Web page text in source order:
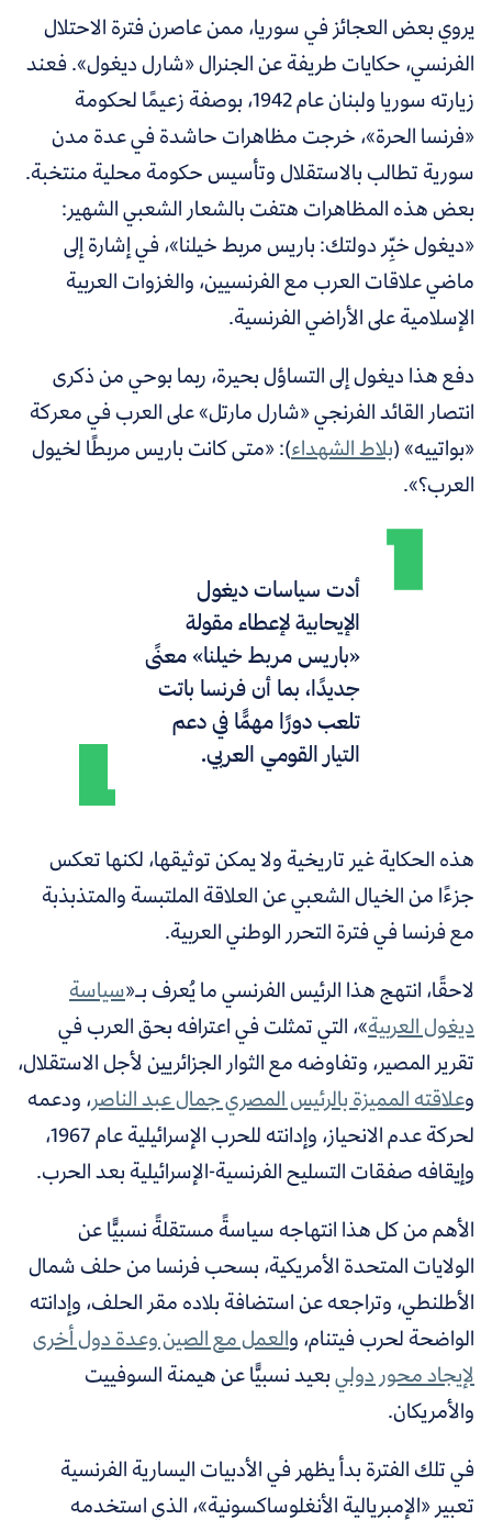
يروي بعض العجائز في سوريا، ممن عاصرن فترة الاحتلال
الفرنسي، حكايات طريفة عن الجنرال «شارل ديغول». فعند
زيارته سوريا ولبنان عام 1942، بوصفة زعيمًا لحكومة
«فرنسا الحرة»، خرجت مظاهرات حاشدة في عدة مدن
سورية تطالب بالاستقلال وتأسيس حكومة محلية منتخبة.
بعض هذه المظاهرات هتفت بالشعار الشعبي الشهير:
«ديغول خبِّر دولتك: باريس مربط خيلنا»،في إشارة إلى
ماضي علاقات العرب مع الفرنسيين، والغزوات العربية
الإسلامية على الأراضي الفرنسية.
دفع هذا ديغول إلى التساؤل بحيرة، ربما بوحي من ذكرى
انتصار القائد الفرنجي «شارل مارتل» على العرب في معركة
«بواتييه» (بلاط الشهداء): «متى كانت باريس مربطًا لخيول
العرب؟».
أدت سياسات ديغول
الإيحابية لإعطاء مقولة
«باريس مربط خيلنا» معنًى
جديدًا، بما أن فرنسا باتت
تلعب دورًا مهمًّا في دعم
التيار القومي العربي.
هذه الحكاية غير تاريخية ولا يمكن توثيقها، لكنها تعكس
جزءًا من الخيال الشعبي عن العلاقة الملتبسة والمتذبذبة
مع فرنسا في فترة التحرر الوطني العربية.
لاحقًا، انتهج هذا الرئيس الفرنسي ما يُعرف بـ«سياسة
ديغول العربية»،التي تمثلت في اعترافه بحق العرب في
تقرير المصير، وتفاوضه مع الثوار الجزائريين لأجل الاستقلال،
وعلاقته المميزة بالرئيس المصري جمال عبد الناصر، ودعمه
لحركة عدم الانحياز، وإدانته للحرب الإسرائيلية عام 1967،
وإيقافه صفقات التسليح الفرنسية-الإسرائيلية بعد الحرب.
الأهم من كل هذا انتهاجه سياسةً مستقلةً نسبيًّا عن
الولايات المتحدة الأمريكية، بسحب فرنسا من حلف شمال
الأطلنطي، وتراجعه عن استضافة بلاده مقر الحلف، وإدانته
الواضحة لحرب فيتنام،والعمل مع الصين وعدة دول أخرى
لإيجاد محور دوليبعيد نسبيًّا عن هيمنة السوفييت
والأمريكان.
في تلك الفترة بدأ يظهر في الأدبيات اليسارية الفرنسية
تعبير «الإمبريالية الأنغلوساكسونية»، الذي استخدمه